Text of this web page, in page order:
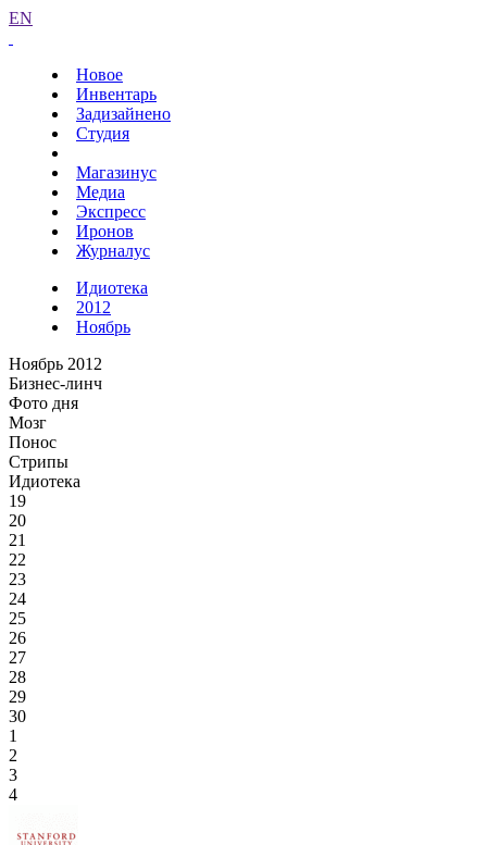
EN
Новое
Инвентарь
Задизайнено
Студия
Магазинус
Медиа
Экспресс
Иронов
Журналус
Идиотека
2012
Ноябрь
Ноябрь 2012
Бизнес-линч
Фото дня
Мозг
Понос
Стрипы
Идиотека
19
20
21
22
23
24
25
26
27
28
29
30
1
2
3
4